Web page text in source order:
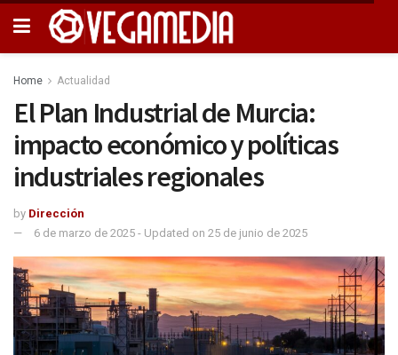
Home Actualidad
El Plan Industrial de Murcia:
impacto económico y políticas
industriales regionales
by Dirección
6 de marzo de 2025 - Updated on 25 de junio de 2025